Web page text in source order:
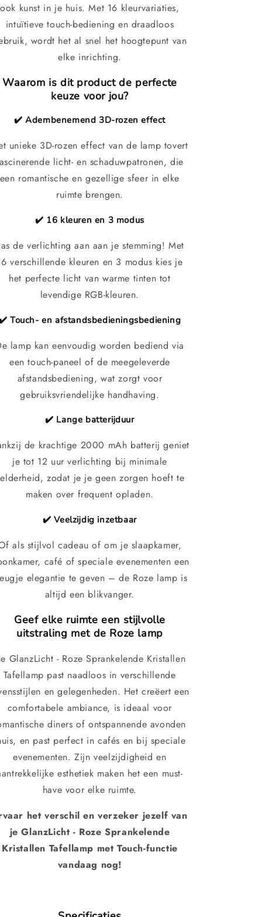
ook kunst in je huis. Met 16 kleurvariaties,
intuïtieve touch-bediening en draadloos
wordt het al snel het hoogtepunt van
elke inrichting.
Waarom is dit product de perfecte
keuze voor jou?
✔️ Adembenemend 3D-rozen effect
unieke 3D-rozen effect van de lamp tovert
licht- en schaduwpatronen, die
een romantische en gezellige sfeer in elke
ruimte brengen.
✔️ 16 kleuren en 3 modus
de verlichting aan aan je stemming! Met
verschillende kleuren en 3 modus kies je
het perfecte licht van warme tinten tot
levendige RGB-kleuren.
Touch- en afstandsbedieningsbediening
lamp kan eenvoudig worden bediend via
een touch-paneel of de meegeleverde
afstandsbediening, wat zorgt voor
gebruiksvriendelijke handhaving.
✔️ Lange batterijduur
de krachtige 2000 mAh batterij geniet
je tot 12 uur verlichting bij minimale
zodat je je geen zorgen hoeft te
maken over frequent opladen.
✔️ Veelzijdig inzetbaar
als stijlvol cadeau of om je slaapkamer,
café of speciale evenementen een
elegantie te geven – de Roze lamp is
altijd een blikvanger.
Geef elke ruimte een stijlvolle
uitstraling met de Roze lamp
GlanzLicht - Roze Sprankelende Kristallen
Tafellamp past naadloos in verschillende
en gelegenheden. Het creëert een
comfortabele ambiance, is ideaal voor
diners of ontspannende avonden
en past perfect in cafés en bij speciale
evenementen. Zijn veelzijdigheid en
esthetiek maken het een must-
have voor elke ruimte.
het verschil en verzeker jezelf van
je GlanzLicht - Roze Sprankelende
Kristallen Tafellamp met Touch-functie
vandaag nog!